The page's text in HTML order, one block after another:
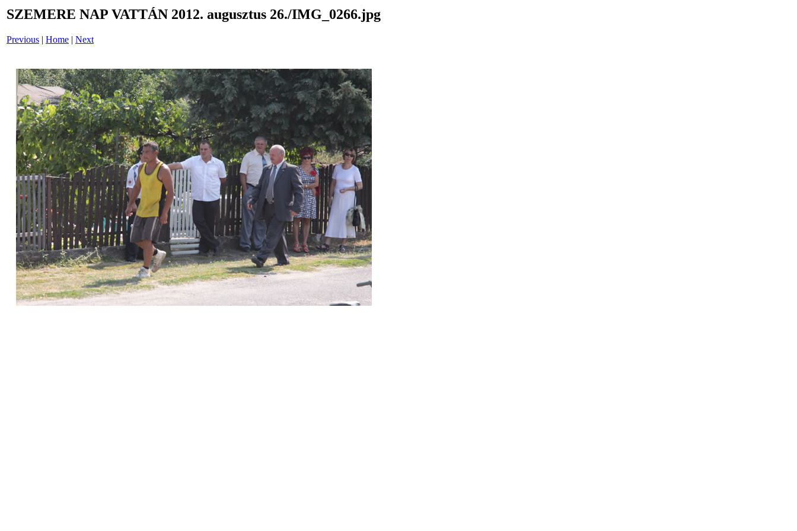
SZEMERE NAP VATTÁN 2012. augusztus 26./IMG_0266.jpg
Previous | Home | Next